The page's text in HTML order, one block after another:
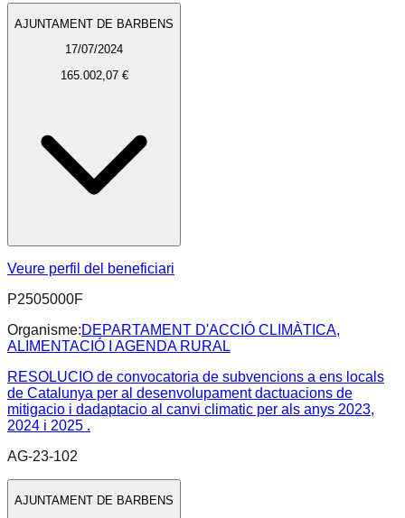
AJUNTAMENT DE BARBENS
17/07/2024
165.002,07 €
Veure perfil del beneficiari
P2505000F
Organisme:DEPARTAMENT D'ACCIÓ CLIMÀTICA,
ALIMENTACIÓ I AGENDA RURAL
RESOLUCIO de convocatoria de subvencions a ens locals
de Catalunya per al desenvolupament dactuacions de
mitigacio i dadaptacio al canvi climatic per als anys 2023,
2024 i 2025 .
AG-23-102
AJUNTAMENT DE BARBENS